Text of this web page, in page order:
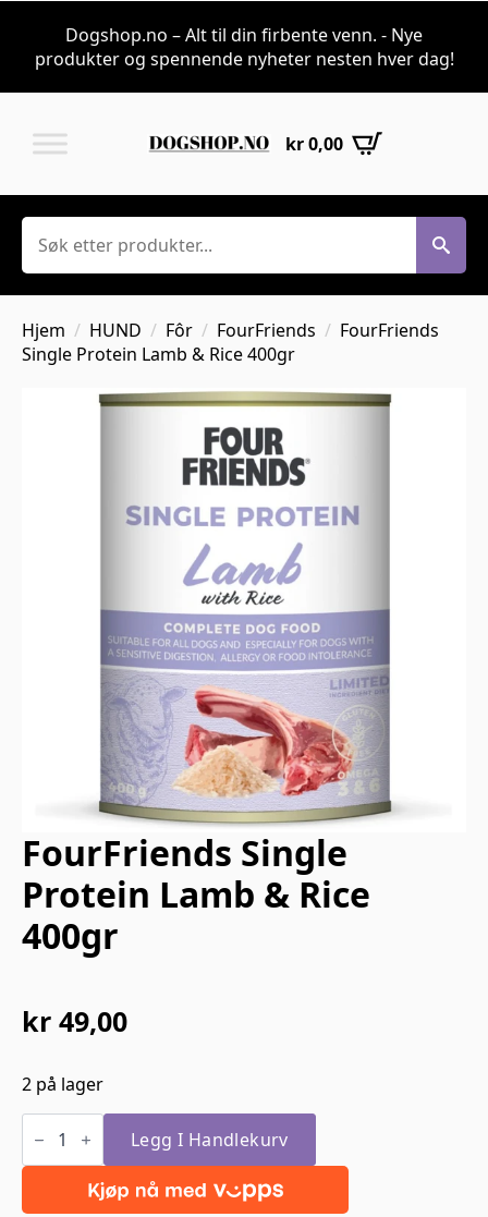
Dogshop.no – Alt til din firbente venn. - Nye
produkter og spennende nyheter nesten hver dag!
kr0,00
Søk
Hjem HUND Fôr FourFriends
FourFriends
Single Protein Lamb & Rice 400gr
FourFriends Single
Protein Lamb & Rice
400gr
kr 49,00
2 på lager
FourFriends
Single
Lamb
Rice
Legg I Handlekurv